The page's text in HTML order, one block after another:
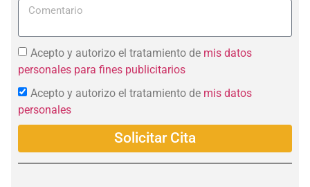
Acepto y autorizo el tratamiento de mis datos
personales para fines publicitarios
Acepto y autorizo el tratamiento de mis datos
personales
Solicitar Cita